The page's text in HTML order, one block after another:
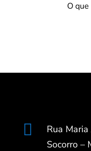
O

Rua
Socorro –